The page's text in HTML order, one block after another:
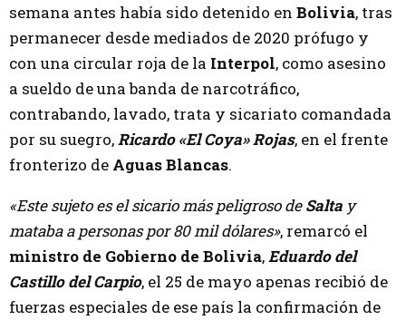
semana antes había sido detenido en Bolivia, tras
permanecer desde mediados de 2020 prófugo y
con una circular roja de la Interpol, como asesino
a sueldo de una banda de narcotráfico,
contrabando, lavado, trata y sicariato comandada
por su suegro,Ricardo «El Coya» Rojas, en el frente
fronterizo de Aguas Blancas.
«Este sujeto es el sicario más peligroso deSalta y
mataba a personas por 80 mil dólares», remarcó el
ministro de Gobierno de Bolivia,Eduardo del
Castillo del Carpio, el 25 de mayo apenas recibió de
fuerzas especiales de ese país la confirmación de